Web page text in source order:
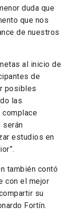
duda que
que nos
de nuestros
al inicio de
de
posibles
las
serán
estudios en
también contó
con el mejor
su
Fortín.